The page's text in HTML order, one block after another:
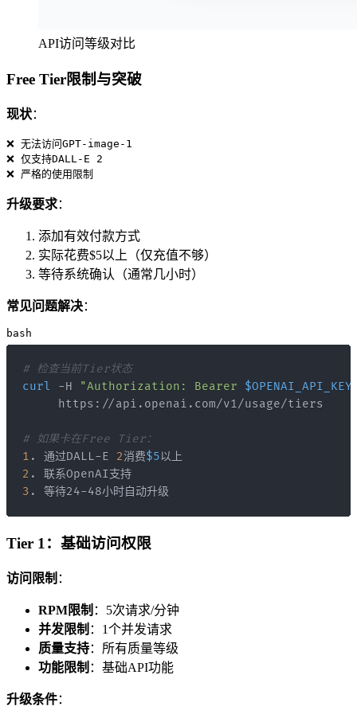
API访问等级对比
Free Tier限制与突破
现状：
❌ 无法访问GPT-image-1
❌ 仅支持DALL-E 2
升级要求：
添加有效付款方式
实际花费$5以上（仅充值不够）
等待系统确认（通常几小时）
常见问题解决：
bash
# 检查当前Tier状态
curl
-H "Authorization: Bearer $OPENAI_API_KEY
# 如果卡在Free Tier：
1 . 通过DALL-E 2消费$5
2
3 . 等待24-48小时自动升级
Tier 1：基础访问权限
访问限制 ：
RPM限制 ：5次请求/分钟
并发限制 ：1个并发请求
质量支持：所有质量等级
功能限制 ：基础API功能
升级条件：